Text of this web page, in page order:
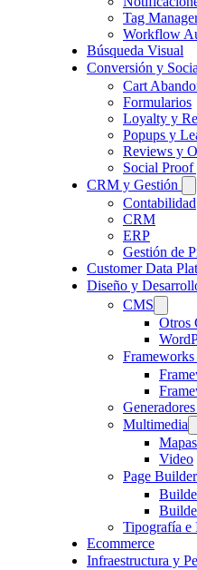
Tag
Workflow
Búsqueda Visual
Conversión y
Cart
Formularios
Loyalty y
Popups y
Reviews y
Social
CRM y Gestión
Contabilidad
CRM
ERP
Gestión de
Customer Data
Diseño y
CMS
Otros
Multimedia
Mapas
Video
Page
Tipografía e
Ecommerce
Infraestructura y